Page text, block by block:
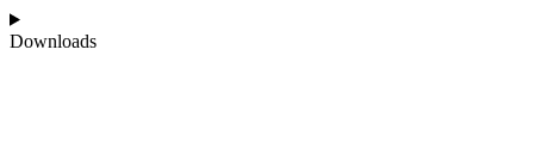
Downloads